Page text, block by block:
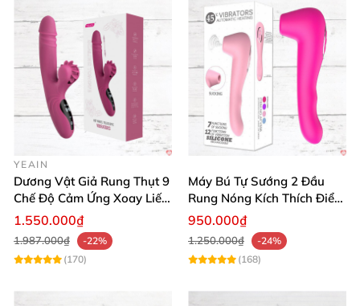
YEAIN
Dương Vật Giả Rung Thụt 9
Chế Độ Cảm Ứng Xoay Liếm
Toả Nhiệt Cao Cấp
1.550.000₫
1.987.000₫
-22%
(170)
Máy Bú Tự Sướng 2 Đầu
Rung Nóng Kích Thích Điểm
G Sung Sướng
950.000₫
1.250.000₫
-24%
(168)